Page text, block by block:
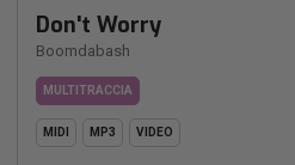
Don't Worry
Boomdabash
MULTITRACCIA
MIDI MP3 VIDEO